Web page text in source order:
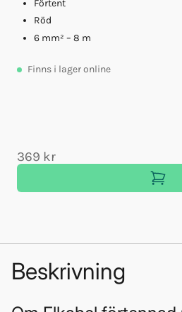
Förtent
Röd
6 mm² – 8 m
Finns i lager online
369 kr
Beskrivning